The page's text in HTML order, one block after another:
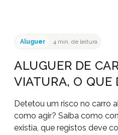
Aluguer 4 min. de leitura
ALUGUER DE
VIATURA, O QUE
Detetou um risco no carro
como agir? Saiba como
existia, que registos deve